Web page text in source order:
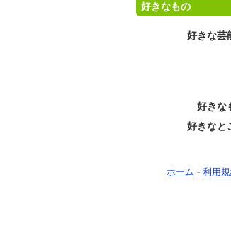
好きなもの
好きな芸
好きな
好きなと
ホーム - 利用